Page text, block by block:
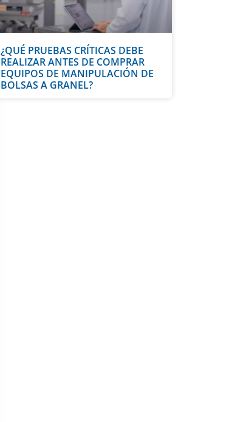
¿QUÉ PRUEBAS CRÍTICAS DEBE
REALIZAR ANTES DE COMPRAR
EQUIPOS DE MANIPULACIÓN DE
BOLSAS A GRANEL?